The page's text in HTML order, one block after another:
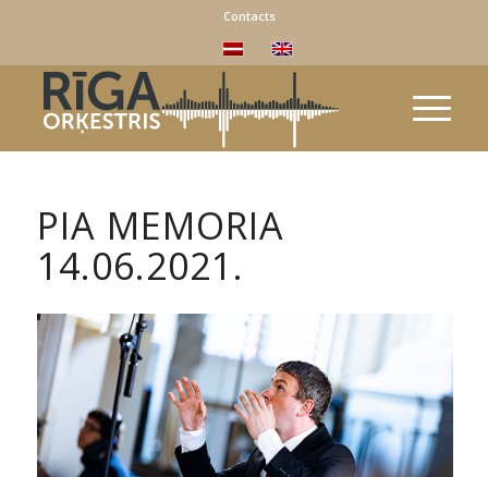
Contacts
PIA MEMORIA
14.06.2021.